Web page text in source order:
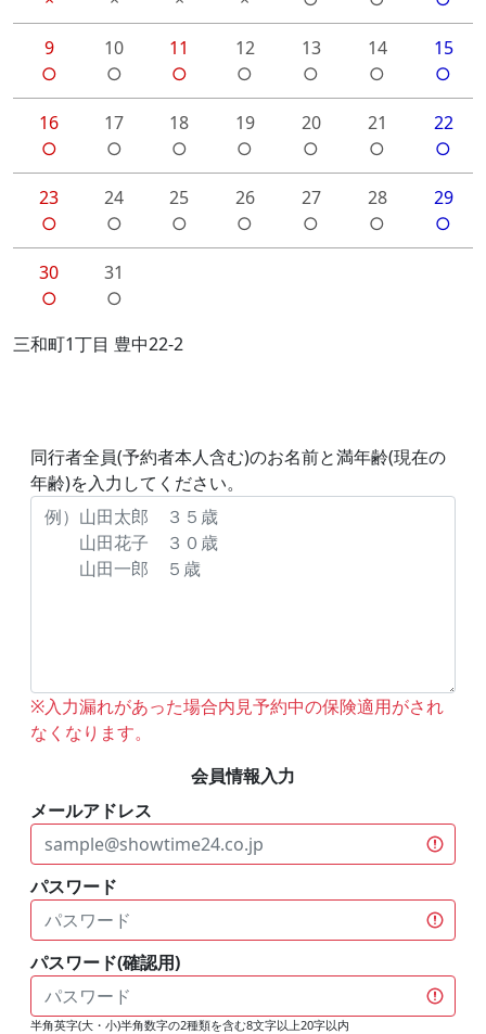
9
○
10
○
11
○
12
○
13
○
14
○
15
○
16
○
17
○
18
○
19
○
20
○
21
○
22
○
23
○
24
○
25
○
26
○
27
○
28
○
29
○
30
○
31
○
三和町1丁目 豊中22-2
同行者全員(予約者本人含む)のお名前と満年齢(現在の
年齢)を入力してください。
※入力漏れがあった場合内見予約中の保険適用がされ
なくなります。
会員情報入力
メールアドレス
パスワード
パスワード(確認用)
半角英字(大・小)半角数字の2種類を含む8文字以上20字以内